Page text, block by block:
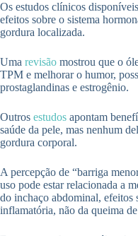
Os estudos clínicos
efeitos sobre o sistema
gordura localizada.
Uma revisão mostrou que o
TPM e melhorar o humor,
prostaglandinas e estrogênio.
Outros estudos apontam
saúde da pele, mas nenhum
gordura corporal.
A percepção de “barriga
uso pode estar relacionada a
do inchaço abdominal, efeitos
inflamatória, não da queima